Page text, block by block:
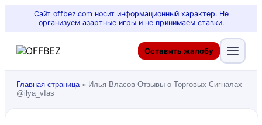
Сайт offbez.com носит информационный характер. Не
организуем азартные игры и не принимаем ставки.
Оставить жалобу
Главная страница» Илья Власов Отзывы о Торговых Сигналах
@ilya_vIas